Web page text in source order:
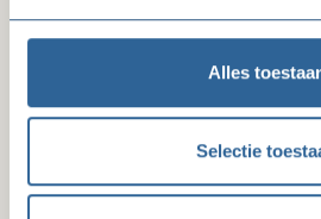
Alles
Selectie
Vacatures
Lidmaatschap in praktijk